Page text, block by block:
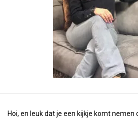
Hoi, en leuk dat je een kijkje komt nemen